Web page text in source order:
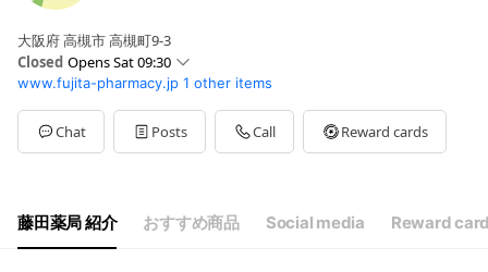
大阪府 高槻市 高槻町9-3
Closed Opens Sat 09:30
SunClosed
Mon09:30 - 20:00
Tue09:30 - 20:00
Wed09:30 - 14:00
Sat09:30 - 14:00
祝日・盆・年末年始は休業します。午後のご注文は翌営業日に発送
www.fujita-pharmacy.jp 1 other items
Chat Posts Call Reward cards
藤田薬局 紹介 おすすめ商品 Social media Reward